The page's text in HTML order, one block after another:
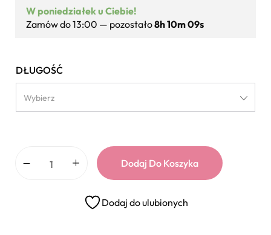
W poniedziałek u Ciebie!
Zamów do 13:00 — pozostało8h 10m 09s
DŁUGOŚĆ
Wybierz
Dodaj Do Koszyka
Dodaj do ulubionych